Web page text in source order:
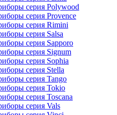
серия Polywood
серия Provence
серия Rimini
серия Salsa
серия Sapporo
серия Signum
серия Sophia
серия Stella
серия Tango
серия Tokio
серия Toscana
серия Vals